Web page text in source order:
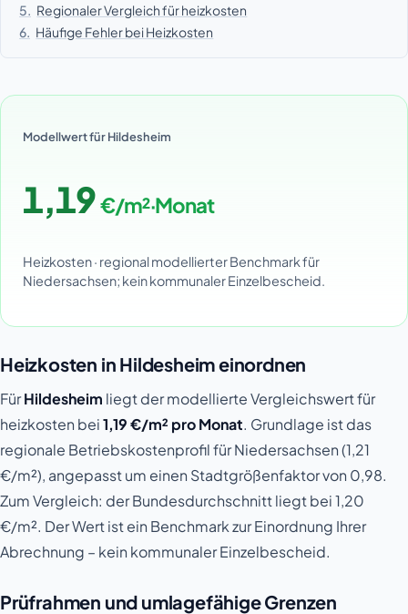
5.
Regionaler Vergleich für heizkosten
6.
Häufige Fehler bei Heizkosten
Modellwert für Hildesheim
1,19€/m²·Monat
Heizkosten · regional modellierter Benchmark für
Niedersachsen; kein kommunaler Einzelbescheid.
Heizkosten in Hildesheim einordnen
FürHildesheim liegt der modellierte Vergleichswert für
heizkosten bei1,19 €/m² pro Monat. Grundlage ist das
regionale Betriebskostenprofil für Niedersachsen (1,21
€/m²), angepasst um einen Stadtgrößenfaktor von 0,98.
Zum Vergleich: der Bundesdurchschnitt liegt bei 1,20
€/m². Der Wert ist ein Benchmark zur Einordnung Ihrer
Abrechnung – kein kommunaler Einzelbescheid.
Prüfrahmen und umlagefähige Grenzen